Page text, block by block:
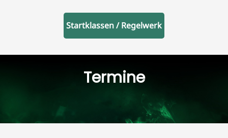
Startklassen / Regelwerk
Termine